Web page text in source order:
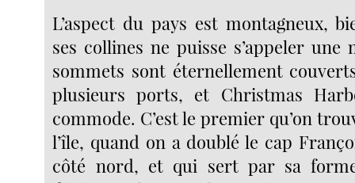
L’aspect du pays est montagneux,
ses collines ne puisse s’appeler une
sommets sont éternellement
plusieurs ports, et Christmas
commode. C’est le premier qu’on
l’île, quand on a doublé le cap
côté nord, et qui sert par sa